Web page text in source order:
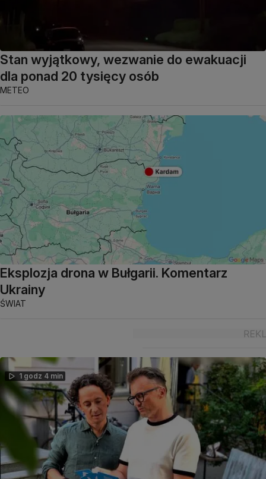
Stan wyjątkowy, wezwanie do ewakuacji
dla ponad 20 tysięcy osób
METEO
Eksplozja drona w Bułgarii. Komentarz
Ukrainy
ŚWIAT
1 godz 4 min